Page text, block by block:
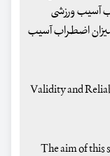
آسیب ورزشی
میزان اضطراب آسیب
Validity and
The aim of this